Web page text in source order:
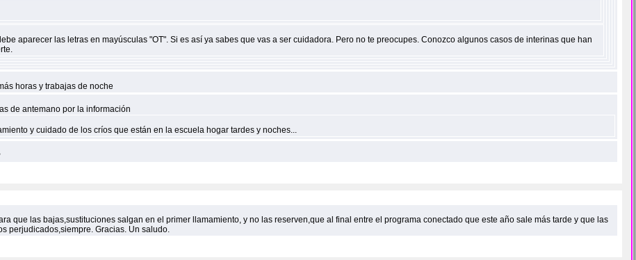
aparecer las letras en mayúsculas "OT". Si es así ya sabes que vas a ser cuidadora. Pero no te preocupes. Conozco algunos casos de interinas que han
horas y trabajas de noche
de antemano por la información
y cuidado de los críos que están en la escuela hogar tardes y noches...
que las bajas,sustituciones salgan en el primer llamamiento, y no las reserven,que al final entre el programa conectado que este año sale más tarde y que las
perjudicados,siempre. Gracias. Un saludo.